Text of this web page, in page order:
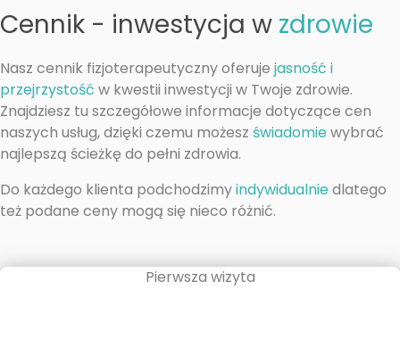
Cennik - inwestycja w zdrowie
Nasz cennik fizjoterapeutyczny oferuje jasność i
przejrzystość w kwestii inwestycji w Twoje zdrowie.
Znajdziesz tu szczegółowe informacje dotyczące cen
naszych usług, dzięki czemu możesz świadomiewybrać
najlepszą ścieżkę do pełni zdrowia.
Do każdego klienta podchodzimyindywidualniedlatego
też podane ceny mogą się nieco różnić.
Pierwsza wizyta